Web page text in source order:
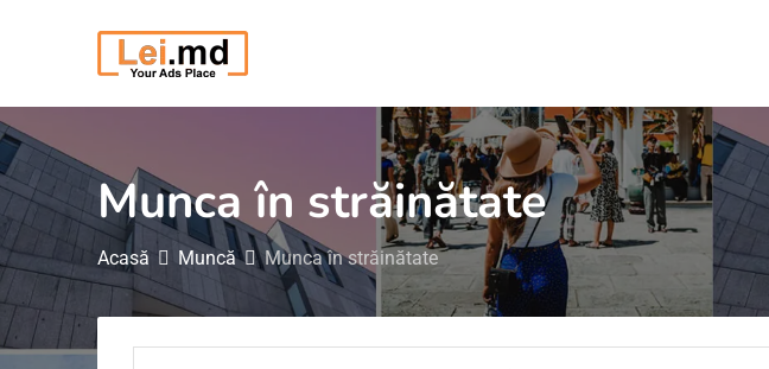
Munca în străinătate
Acasă Muncă Munca în străinătate